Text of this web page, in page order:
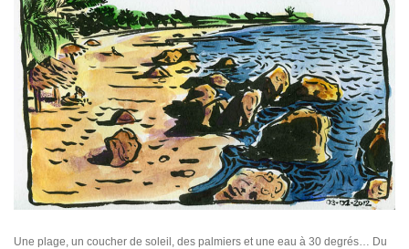
Une plage, un coucher de soleil, des palmiers et une eau à 30 degrés… Du